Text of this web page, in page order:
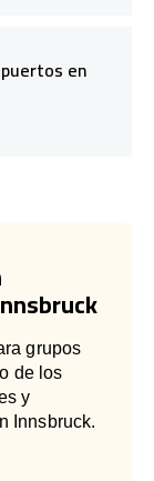
en
grupos
de los
y
Innsbruck.